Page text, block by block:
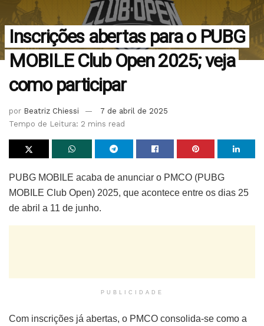
Inscrições abertas para o PUBG
MOBILE Club Open 2025; veja
como participar
por Beatriz Chiessi
7 de abril de 2025
Tempo de Leitura: 2 mins read
PUBG MOBILE acaba de anunciar o PMCO (PUBG
MOBILE Club Open) 2025, que acontece entre os dias 25
de abril a 11 de junho.
PUBLICIDADE
Com inscrições já abertas, o PMCO consolida-se como a